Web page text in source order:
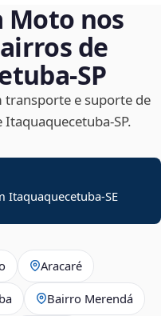
Moto nos
de
transporte e suporte de
Itaquaquecetuba-SE
Aracaré
Bairro Merendá